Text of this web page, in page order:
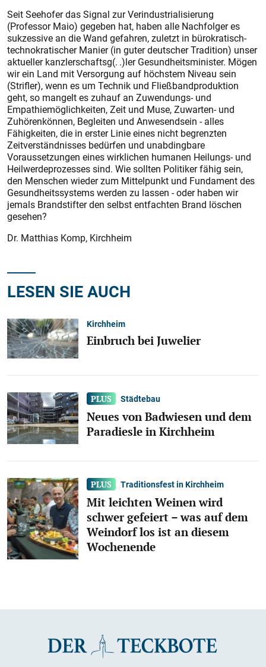
Seit Seehofer das Signal zur Verindustrialisierung
(Professor Maio) gegeben hat, haben alle Nachfolger es
sukzessive an die Wand gefahren, zuletzt in bürokratisch-
technokratischer Manier (in guter deutscher Tradition) unser
aktueller kanzlerschaftsg(. .)ler Gesundheitsminister. Mögen
wir ein Land mit Versorgung auf höchstem Niveau sein
(Strifler), wenn es um Technik und Fließbandproduktion
geht, so mangelt es zuhauf an Zuwendungs- und
Empathiemöglichkeiten, Zeit und Muse, Zuwarten- und
Zuhörenkönnen, Begleiten und Anwesendsein - alles
Fähigkeiten, die in erster Linie eines nicht begrenzten
Zeitverständnisses bedürfen und unabdingbare
Voraussetzungen eines wirklichen humanen Heilungs- und
Heilwerdeprozesses sind. Wie sollten Politiker fähig sein,
den Menschen wieder zum Mittelpunkt und Fundament des
Gesundheitssystems werden zu lassen - oder haben wir
jemals Brandstifter den selbst entfachten Brand löschen
gesehen?
Dr. Matthias Komp, Kirchheim
LESEN SIE AUCH
Kirchheim
Einbruch bei Juwelier
Städtebau
Neues von Badwiesen und dem
Paradiesle in Kirchheim
Traditionsfest in Kirchheim
Mit leichten Weinen wird
schwer gefeiert – was auf dem
Weindorf los ist an diesem
Wochenende